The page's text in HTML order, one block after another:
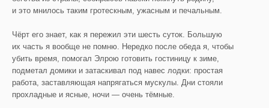
и это мнилось таким гротескным, ужасным и печальным.
Чёрт его знает, как я пережил эти шесть суток. Большую
их часть я вообще не помню. Нередко после обеда я, чтобы
убить время, помогал Элрою готовить гостиницу к зиме,
подметал домики и затаскивал под навес лодки: простая
работа, заставляющая напрягаться мускулы. Дни стояли
прохладные и ясные, ночи — очень тёмные.